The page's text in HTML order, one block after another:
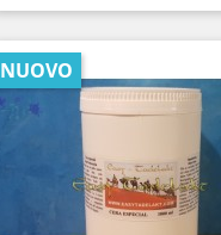
NUOVO